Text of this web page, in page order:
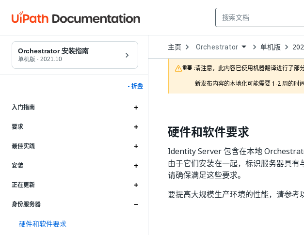
Orchestrator 安装指南
单机版 · 2021.10
- 折叠
入门指南
要求
最佳实践
安装
正在更新
身份服务器
硬件和软件要求
主页 Open
Dropdown
to
choose
product
Orchestrator 单机版
重要 :请注意，此内容已使用机器翻译进行了部
新发布内容的本地化可能需要 1-2 周的时
硬件和软件要求
Identity Server 包含在本地
由于它们安装在一起，标识服务器具
请确保满足这些要求。
要提高大规模生产环境的性能，请参考